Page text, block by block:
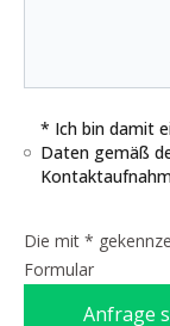
* Ich bin damit
Daten gemäß
Die mit *
Formular
Anfrage